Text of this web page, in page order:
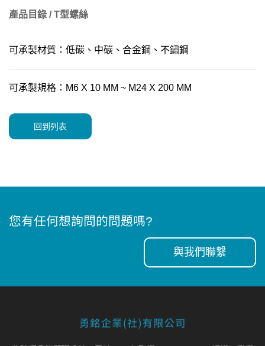
產品目錄 / T型螺絲
可承製材質：低碳、中碳、合金鋼、不鏽鋼
可承製規格：M6 X 10 MM ~ M24 X 200 MM
回到列表
您有任何想詢問的問題嗎?
與我們聯繫